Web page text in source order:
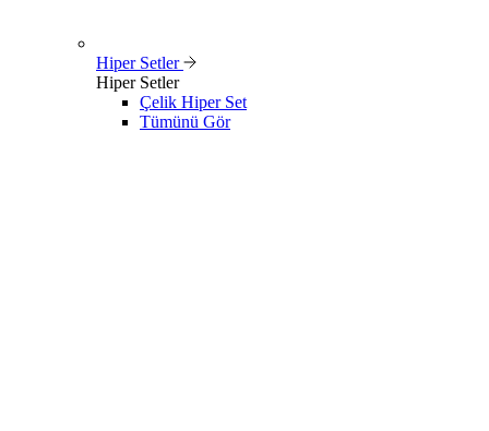
Hiper Setler
Hiper Setler
Çelik Hiper Set
Tümünü Gör